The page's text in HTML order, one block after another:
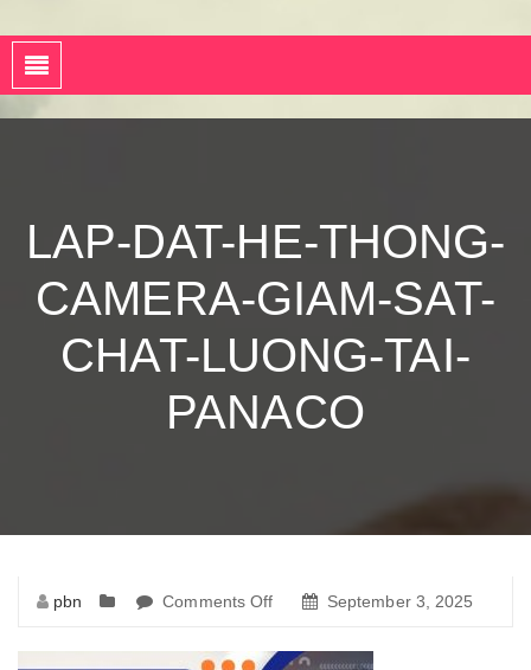
LAP-DAT-HE-THONG-
CAMERA-GIAM-SAT-
CHAT-LUONG-TAI-
PANACO
pbn Comments Off
dat-
September 3, 2025